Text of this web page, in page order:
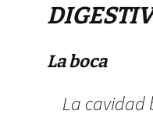
La boca
La cavidad